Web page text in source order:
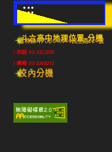
:::
斗六高中地理位置-分機
雲林縣斗六市640010民生路224號
(市話) 05-5322039
(傳真) 05-5348213
校內分機